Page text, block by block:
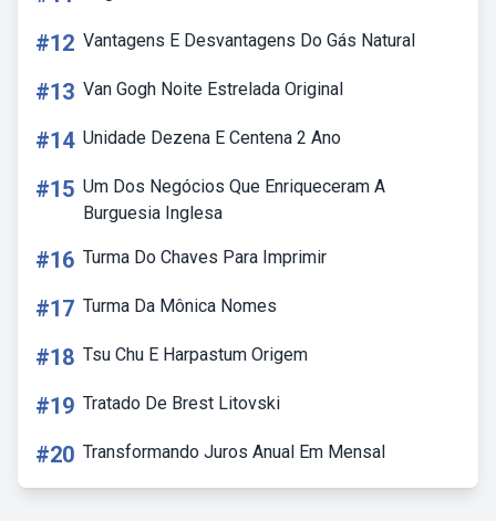
#12 Vantagens E Desvantagens Do Gás Natural
#13 Van Gogh Noite Estrelada Original
#14 Unidade Dezena E Centena 2 Ano
#15 Um Dos Negócios Que Enriqueceram A
Burguesia Inglesa
#16 Turma Do Chaves Para Imprimir
#17 Turma Da Mônica Nomes
#18 Tsu Chu E Harpastum Origem
#19 Tratado De Brest Litovski
#20 Transformando Juros Anual Em Mensal